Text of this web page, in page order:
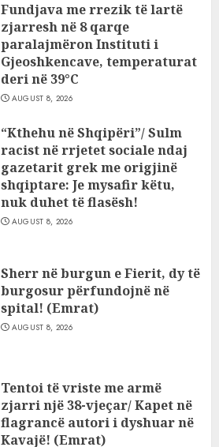
Fundjava me rrezik të lartë
zjarresh në 8 qarqe
paralajmëron Instituti i
Gjeoshkencave, temperaturat
deri në 39°C
AUGUST 8, 2026
“Kthehu në Shqipëri”/ Sulm
racist në rrjetet sociale ndaj
gazetarit grek me origjinë
shqiptare: Je mysafir këtu,
nuk duhet të flasësh!
AUGUST 8, 2026
Sherr në burgun e Fierit, dy të
burgosur përfundojnë në
spital! (Emrat)
AUGUST 8, 2026
Tentoi të vriste me armë
zjarri një 38-vjeçar/ Kapet në
flagrancë autori i dyshuar në
Kavajë! (Emrat)